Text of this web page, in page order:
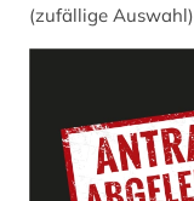
(zufällige Auswahl)